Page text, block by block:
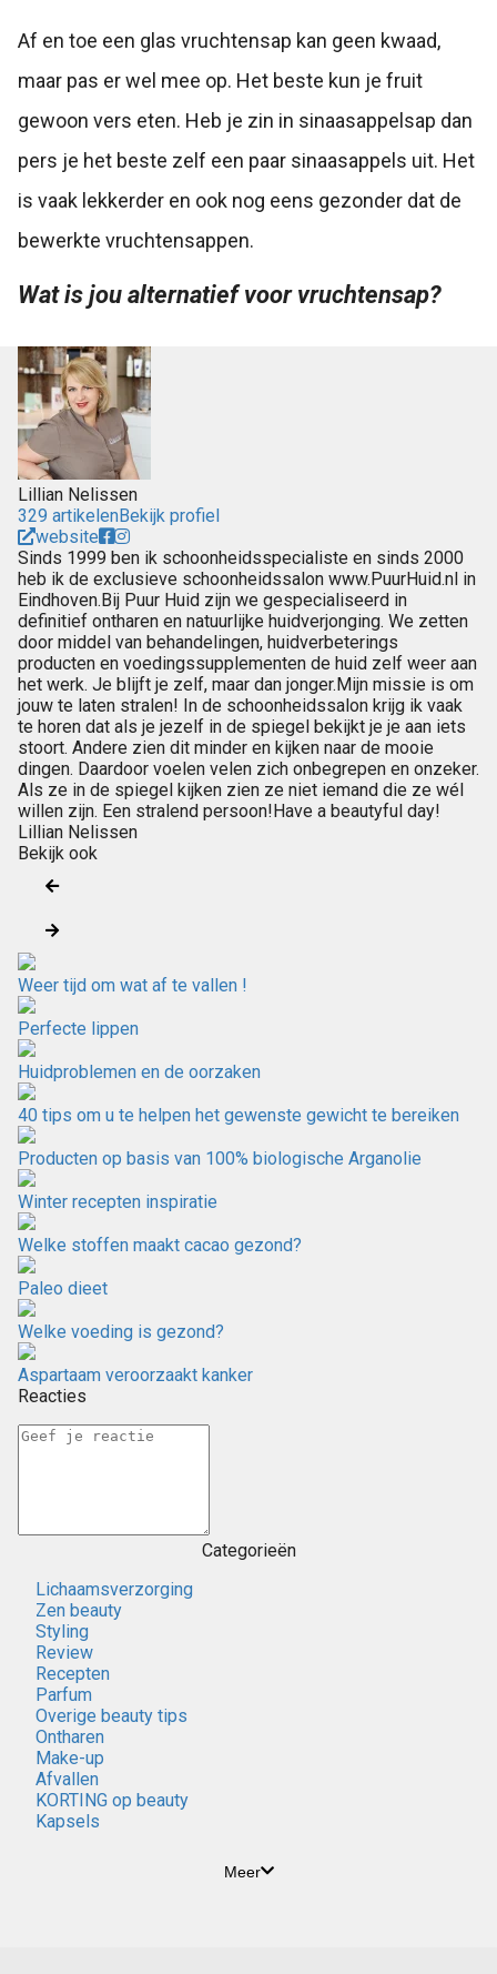
Af en toe een glas vruchtensap kan geen kwaad,
maar pas er wel mee op. Het beste kun je fruit
gewoon vers eten. Heb je zin in sinaasappelsap dan
pers je het beste zelf een paar sinaasappels uit. Het
is vaak lekkerder en ook nog eens gezonder dat de
bewerkte vruchtensappen.
Wat is jou alternatief voor vruchtensap?
Lillian Nelissen
329 artikelenBekijk profiel
website
Sinds 1999 ben ik schoonheidsspecialiste en sinds 2000
heb ik de exclusieve schoonheidssalon www.PuurHuid.nl in
Eindhoven.Bij Puur Huid zijn we gespecialiseerd in
definitief ontharen en natuurlijke huidverjonging. We zetten
door middel van behandelingen, huidverbeterings
producten en voedingssupplementen de huid zelf weer aan
het werk. Je blijft je zelf, maar dan jonger.Mijn missie is om
jouw te laten stralen! In de schoonheidssalon krijg ik vaak
te horen dat als je jezelf in de spiegel bekijkt je je aan iets
stoort. Andere zien dit minder en kijken naar de mooie
dingen. Daardoor voelen velen zich onbegrepen en onzeker.
Als ze in de spiegel kijken zien ze niet iemand die ze wél
willen zijn. Een stralend persoon!Have a beautyful day!
Lillian Nelissen
Bekijk ook
Weer tijd om wat af te vallen !
Perfecte lippen
Huidproblemen en de oorzaken
40 tips om u te helpen het gewenste gewicht te bereiken
Producten op basis van 100% biologische Arganolie
Winter recepten inspiratie
Welke stoffen maakt cacao gezond?
Paleo dieet
Welke voeding is gezond?
Aspartaam veroorzaakt kanker
Reacties
Categorieën
Lichaamsverzorging
Zen beauty
Styling
Review
Recepten
Parfum
Overige beauty tips
Ontharen
Make-up
Afvallen
KORTING op beauty
Kapsels
Meer